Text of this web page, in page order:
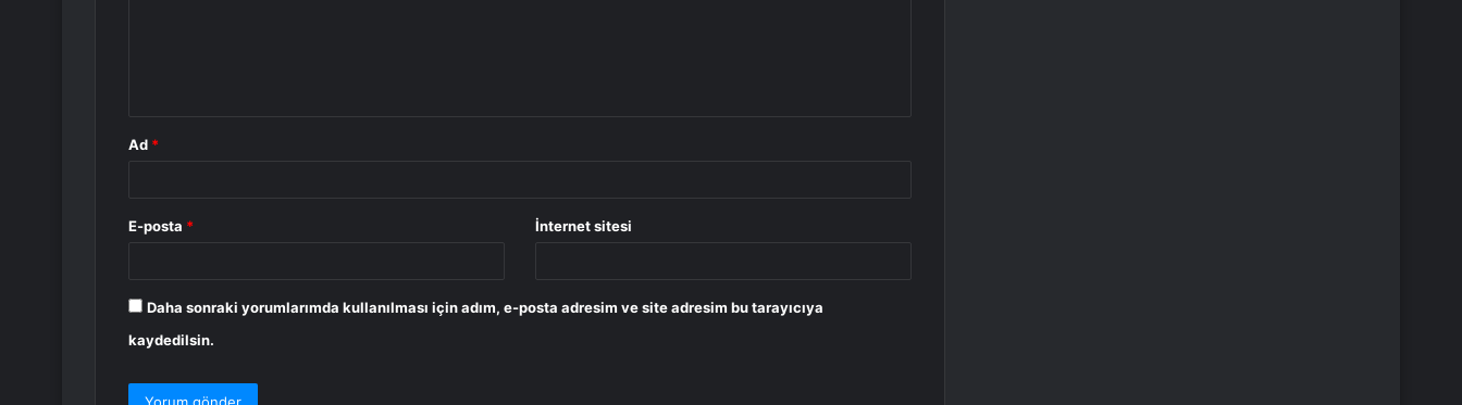
Ad *
E-posta * İnternet sitesi
Daha sonraki yorumlarımda kullanılması için adım, e-posta adresim ve site adresim bu tarayıcıya
kaydedilsin.